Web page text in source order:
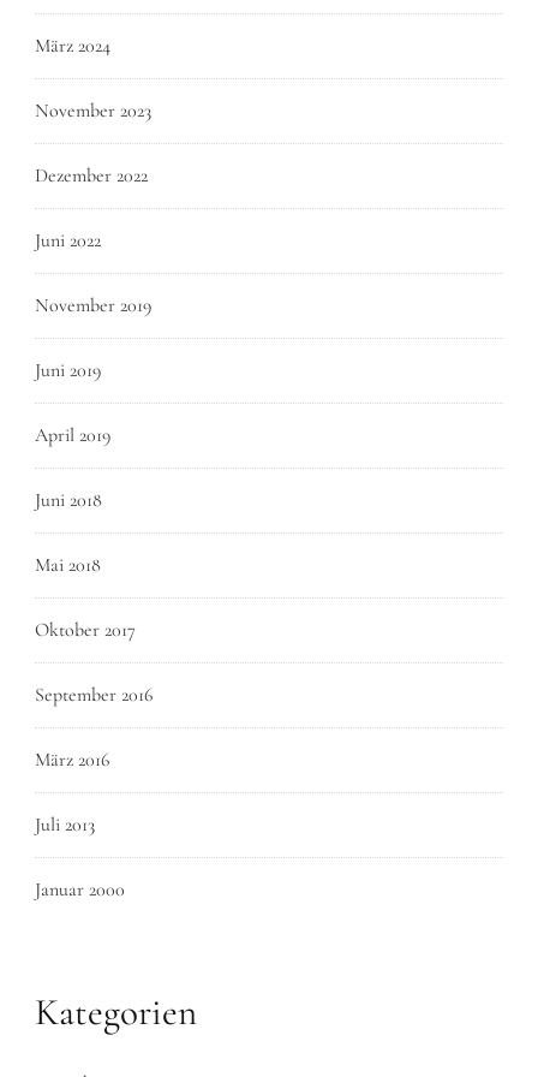
März 2024
November 2023
Dezember 2022
Juni 2022
November 2019
Juni 2019
April 2019
Juni 2018
Mai 2018
Oktober 2017
September 2016
März 2016
Juli 2013
Januar 2000
Kategorien